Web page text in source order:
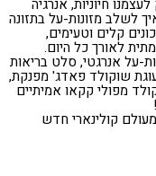
חיוניות, אנרגיה
לשלב מזונות-על בתזונה
קלים וטעימים,
לאורך כל היום.
על אנרגטי, סלט בריאות
עוגת שוקולד פאדג' מפנקת,
מפולי קקאו אמיתיים
קולינארי חדש